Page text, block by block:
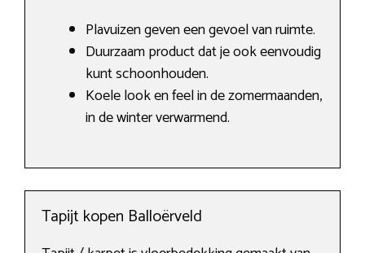
Plavuizen geven een gevoel van ruimte.
Duurzaam product dat je ook eenvoudig
kunt schoonhouden.
Koele look en feel in de zomermaanden,
in de winter verwarmend.
Tapijt kopen Balloërveld